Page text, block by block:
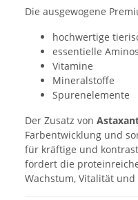
Die ausgewogene
hochwertige
essentielle
Vitamine
Mineralstoffe
Spurenelemente
Der Zusatz von
Farbentwicklung und
für kräftige und
fördert die
Wachstum, Vitalität